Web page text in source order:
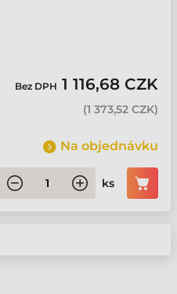
Bez DPH 1 116,68 CZK
(1 373,52 CZK)
Na objednávku
ks